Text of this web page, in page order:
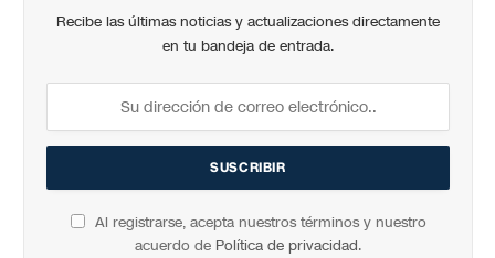
Recibe las últimas noticias y actualizaciones directamente
en tu bandeja de entrada.
Al registrarse, acepta nuestros términos y nuestro
acuerdo de Política de privacidad.